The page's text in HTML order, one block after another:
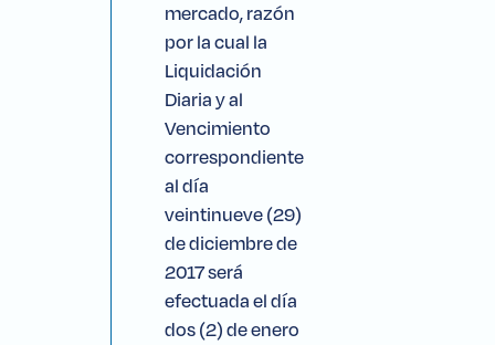
mercado, razón
por la cual la
Liquidación
Diaria y al
Vencimiento
correspondiente
al día
veintinueve (29)
de diciembre de
2017 será
efectuada el día
dos (2) de enero